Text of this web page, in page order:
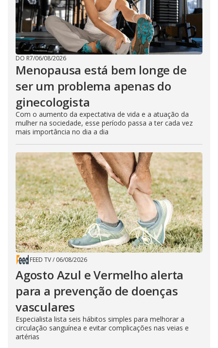
DO R7/06/08/2026
Menopausa está bem longe de
ser um problema apenas do
ginecologista
Com o aumento da expectativa de vida e a atuação da
mulher na sociedade, esse período passa a ter cada vez
mais importância no dia a dia
FEED TV/ 06/08/2026
Agosto Azul e Vermelho alerta
para a prevenção de doenças
vasculares
Especialista lista seis hábitos simples para melhorar a
circulação sanguínea e evitar complicações nas veias e
artérias